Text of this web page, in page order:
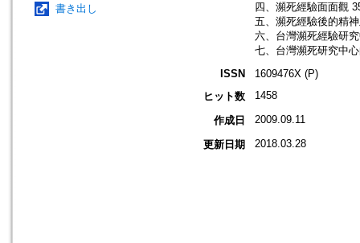
書き出し
四、瀕死經驗面面觀
五、瀕死經驗後的精
六、台灣瀕死經驗研
七、台灣瀕死研究中
ISSN
1609476X (P)
ヒット数
1458
作成日 2009.09.11
更新日期 2018.03.28